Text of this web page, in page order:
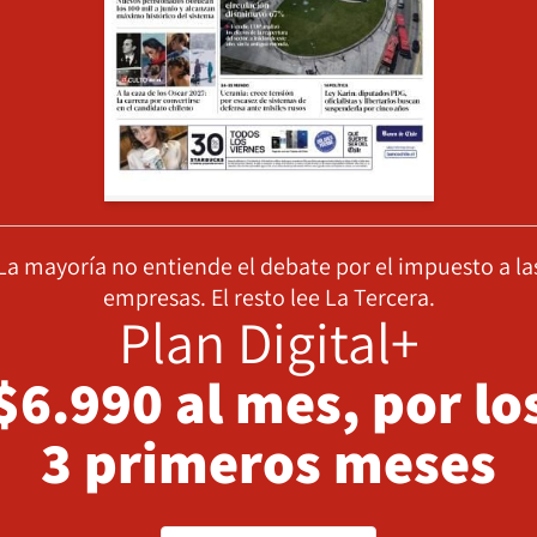
mayoría no entiende el debate por el impuesto a
empresas. El resto lee La Tercera.
Plan Digital+
al mes, por
3 primeros meses